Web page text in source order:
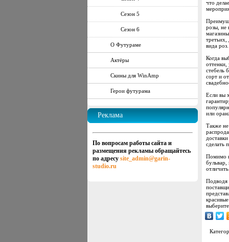
Сезон 5
Сезон 6
О Футураме
Актёры
Скины для WinAmp
Герои футурама
Реклама
По вопросам работы сайта и
размещения рекламы обращайтесь
по адресу site_admin@garin-
studio.ru
что
розы, не
третьих,
вида роз.
Когда
оттенки,
стебель
сорт и
Если вы
или
Также
сделать
Помимо
Подводя